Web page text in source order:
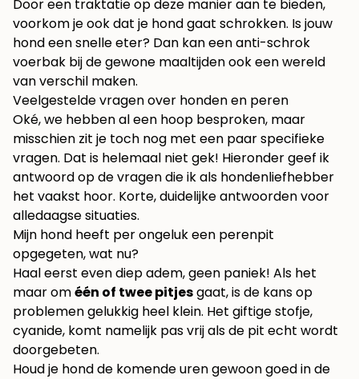
Door een traktatie op deze manier aan te bieden,
voorkom je ook dat je hond gaat schrokken. Is jouw
hond een snelle eter? Dan kan eenanti-schrok
voerbak bij de gewone maaltijden ook een wereld
van verschil maken.
Veelgestelde vragen over honden en peren
Oké, we hebben al een hoop besproken, maar
misschien zit je toch nog met een paar specifieke
vragen. Dat is helemaal niet gek! Hieronder geef ik
antwoord op de vragen die ik als hondenliefhebber
het vaakst hoor. Korte, duidelijke antwoorden voor
alledaagse situaties.
Mijn hond heeft per ongeluk een perenpit
opgegeten, wat nu?
Haal eerst even diep adem, geen paniek! Als het
maar oméén of twee pitjesgaat, is de kans op
problemen gelukkig heel klein. Het giftige stofje,
cyanide, komt namelijk pas vrij als de pit echt wordt
doorgebeten.
Houd je hond de komende uren gewoon goed in de